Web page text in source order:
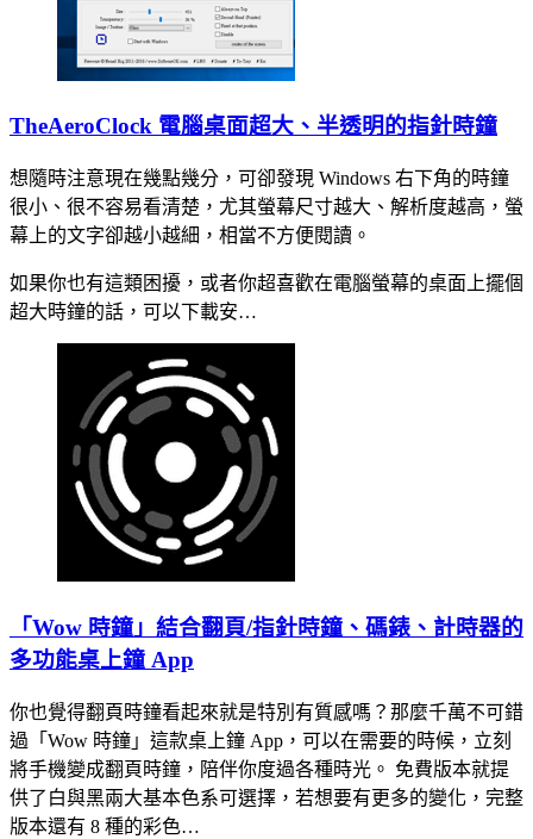
TheAeroClock 電腦桌面超大、半透明的指針時鐘
想隨時注意現在幾點幾分，可卻發現 Windows 右下角的時鐘
很小、很不容易看清楚，尤其螢幕尺寸越大、解析度越高，螢
幕上的文字卻越小越細，相當不方便閱讀。
如果你也有這類困擾，或者你超喜歡在電腦螢幕的桌面上擺個
超大時鐘的話，可以下載安…
「Wow 時鐘」結合翻頁/指針時鐘、碼錶、計時器的
多功能桌上鐘 App
你也覺得翻頁時鐘看起來就是特別有質感嗎？那麼千萬不可錯
過「Wow 時鐘」這款桌上鐘 App，可以在需要的時候，立刻
將手機變成翻頁時鐘，陪伴你度過各種時光。 免費版本就提
供了白與黑兩大基本色系可選擇，若想要有更多的變化，完整
版本還有 8 種的彩色…